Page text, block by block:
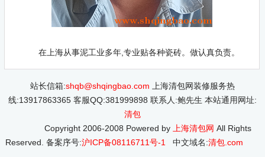
在上海从事泥工业多年,专业贴各种瓷砖。做认真负责。
站长信箱:shqb@shqingbao.com 上海清包网装修服务热
线:13917863365客服QQ:381999898 联系人:鲍先生 本站通用网址:
清包
Copyright 2006-2008 Powered by
上海清包网 All Rights
Reserved. 备案序号:沪ICP备08116711号-1 中文域名:清包.com